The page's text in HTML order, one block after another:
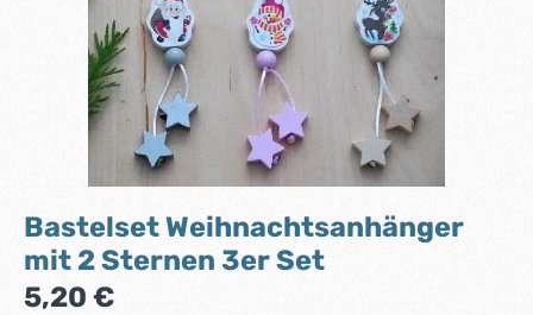
Bastelset Weihnachtsanhänger
mit 2 Sternen 3er Set
Regulärer Preis:
5,20 €